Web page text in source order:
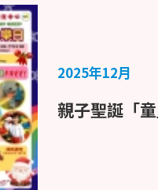
2025年12月
親子聖誕「